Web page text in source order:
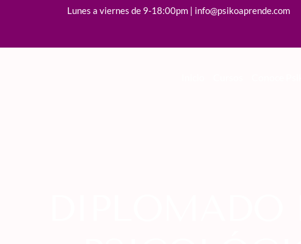
Lunes a viernes de 9-18:00pm | info@psikoaprende.com